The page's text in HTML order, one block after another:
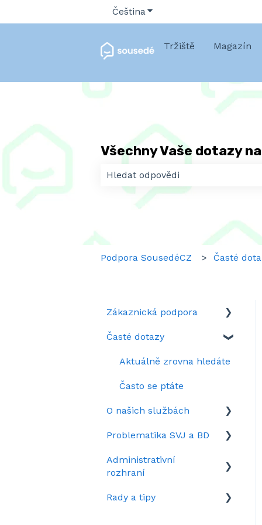
ČeštinaZobrazit podnabídku pro
Tržiště Magazín
Všechny Vaše dotazy
K dispozici nejsou žádné
Podpora SousedéCZ Časté
Zákaznická podpora
Když si nevíte rady
Představení portálu
SousedéCZ
Kolik stojí SousedéCZ
Časté dotazy
Aktuálně zrovna hledáte
Často se ptáte
O našich službách
Služby na Sousedé.cz
Záznamy webinářů
Problematika SVJ a BD
Vzory dokumentů pro
správu SVJ/BD
Sousedské spory
Administrativní
rozhraní
Rozhraní domu v kostce
Rady a tipy